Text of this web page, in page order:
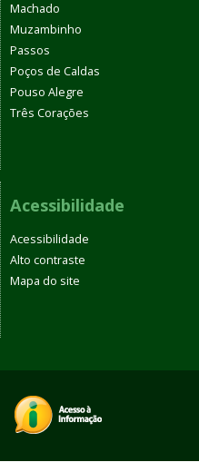
Machado
Muzambinho
Passos
Poços de Caldas
Pouso Alegre
Três Corações
Acessibilidade
Acessibilidade
Alto contraste
Mapa do site